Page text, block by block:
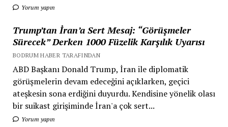
Yorum yapın
Trump’tan İran’a Sert Mesaj: “Görüşmeler
Sürecek” Derken 1000 Füzelik Karşılık Uyarısı
BODRUM HABER TARAFINDAN
ABD Başkanı Donald Trump, İran ile diplomatik
görüşmelerin devam edeceğini açıklarken, geçici
ateşkesin sona erdiğini duyurdu. Kendisine yönelik olası
bir suikast girişiminde İran'a çok sert...
Yorum yapın